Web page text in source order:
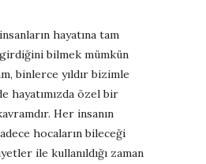
hayatına tam
bilmek mümkün
binlerce yıldır bizimle
hayatımızda özel bir
Her insanın
hocaların bileceği
ile kullanıldığı zaman